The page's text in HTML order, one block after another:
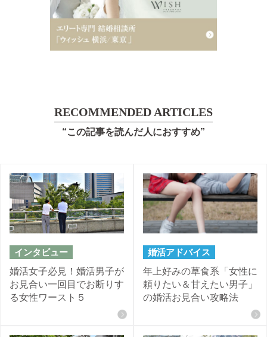
RECOMMENDED ARTICLES
“この記事を読んだ人におすすめ”
インタビュー
婚活女子必見！婚活男子が
お見合い一回目でお断りす
る女性ワースト５
婚活アドバイス
年上好みの草食系「女性に
頼りたい＆甘えたい男子」
の婚活お見合い攻略法